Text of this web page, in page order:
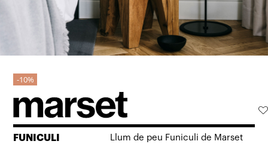
10%
FUNICULI
Llum de peu Funiculi de Marset